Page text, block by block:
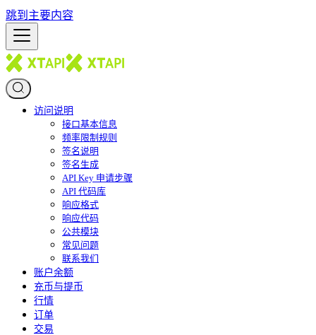
跳到主要内容
访问说明
接口基本信息
频率限制规则
签名说明
签名生成
API Key 申请步骤
API 代码库
响应格式
响应代码
公共模块
常见问题
联系我们
账户余额
充币与提币
行情
订单
交易